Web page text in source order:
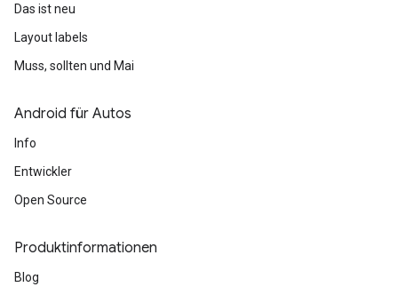
Das ist neu
Layout labels
Muss, sollten und Mai
Android für Autos
Info
Entwickler
Open Source
Produktinformationen
Blog